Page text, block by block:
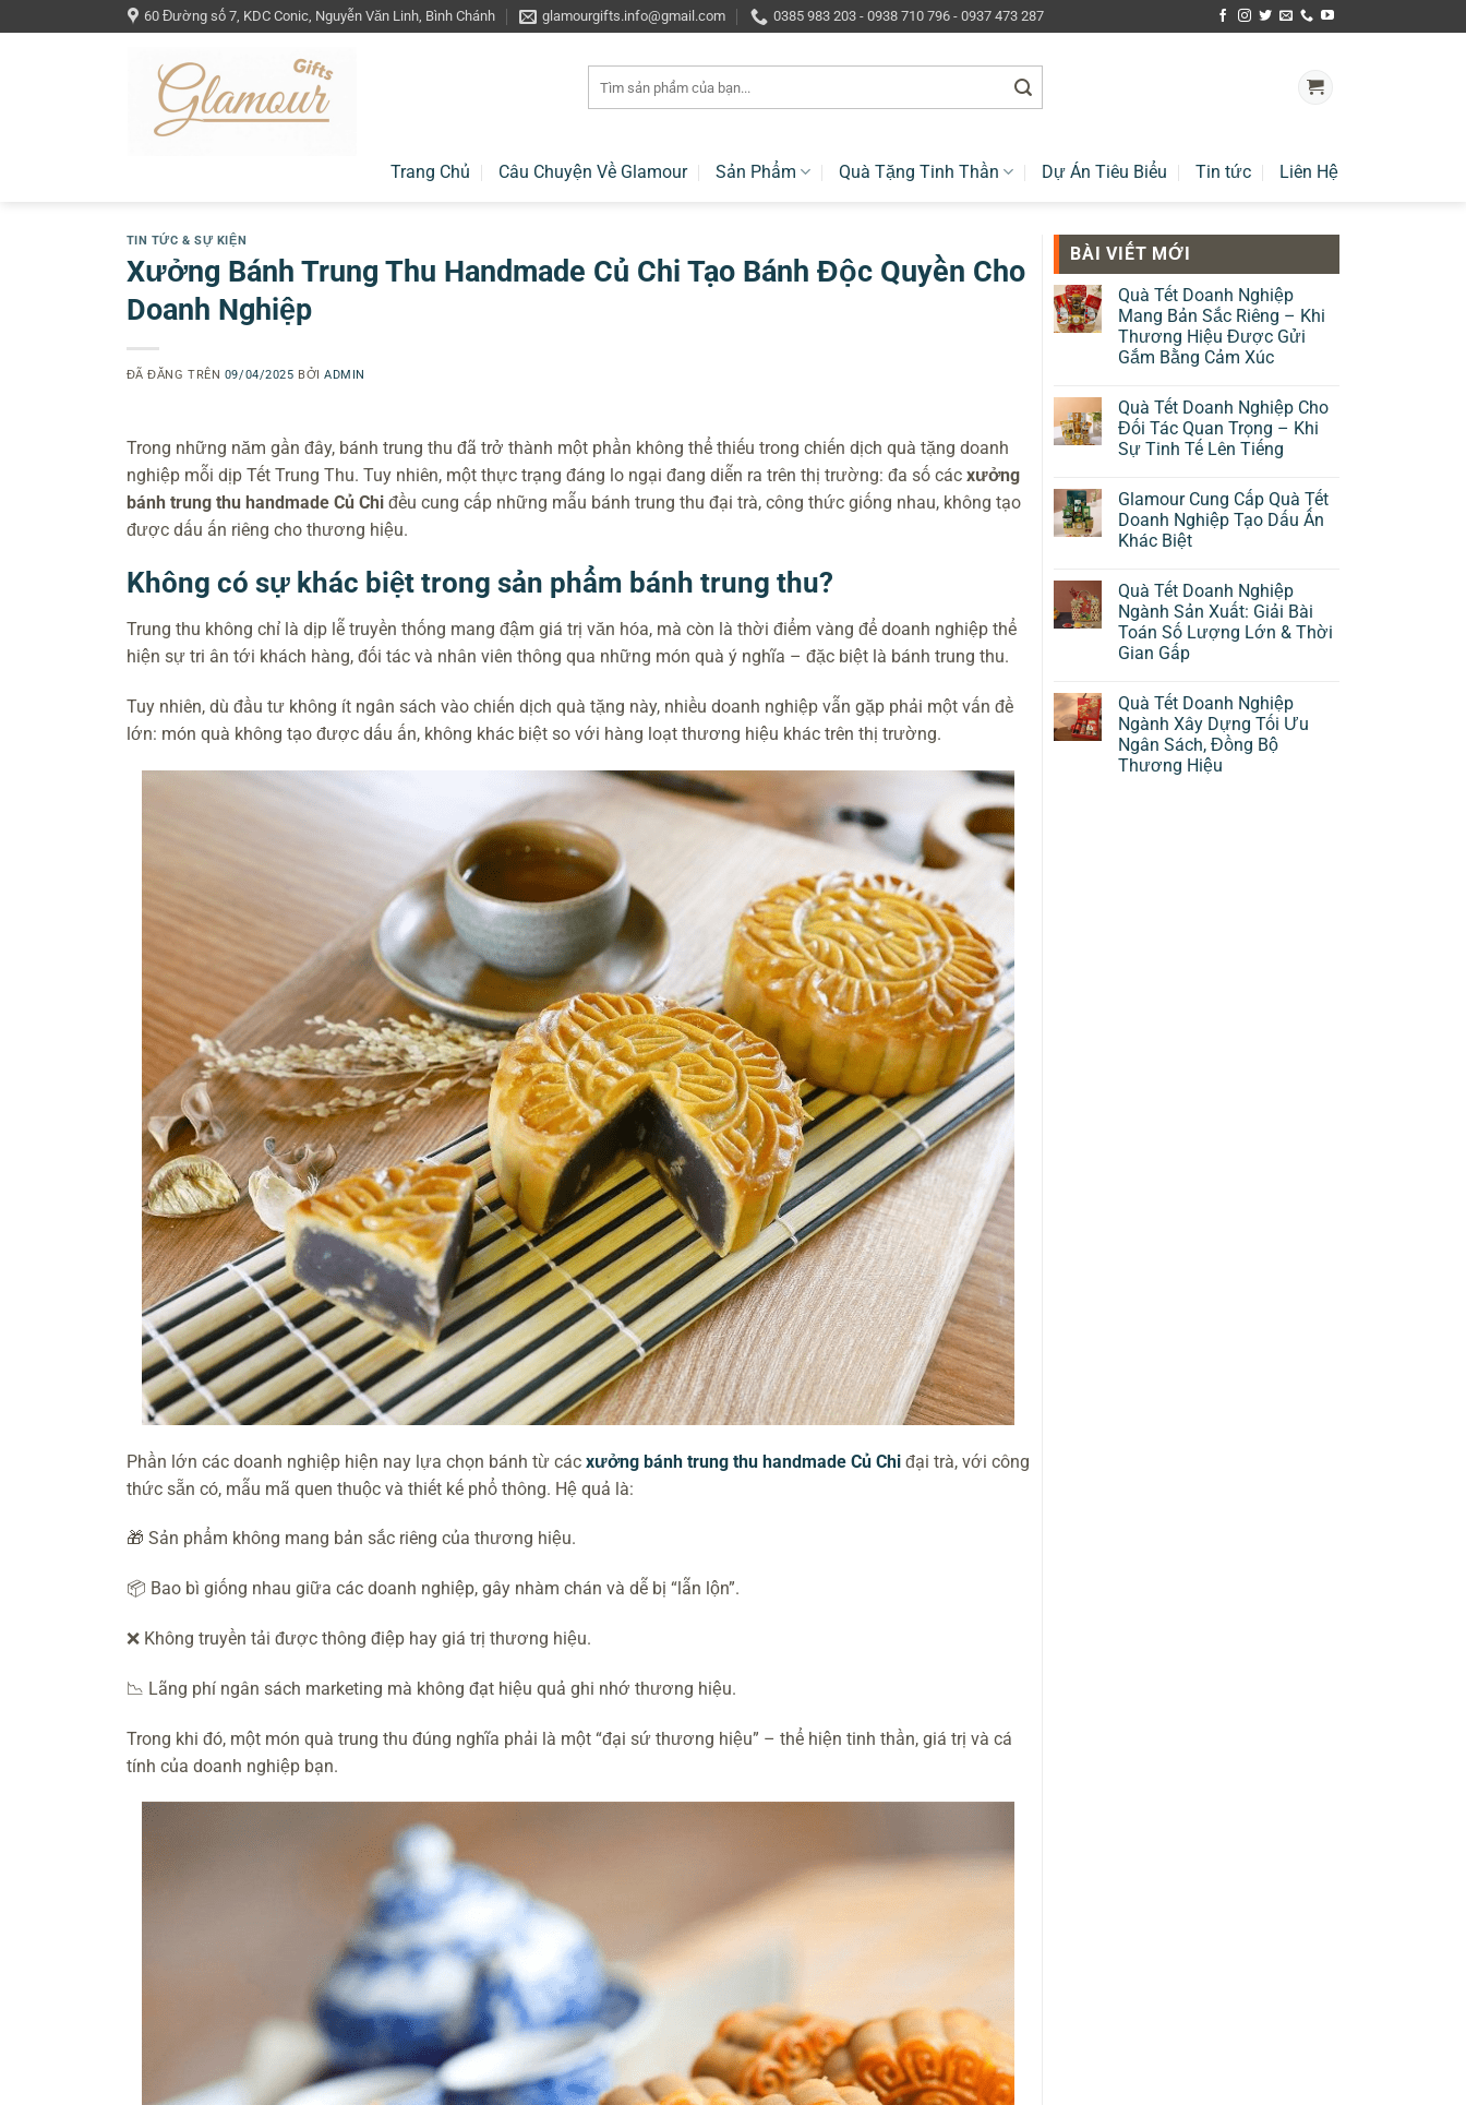
đến
60 Đường số 7, KDC Conic, Nguyễn Văn Linh, Bình Chánh glamourgifts.info@gmail.com 0385 983 203 - 0938 710 796 - 0937 473 287
kiếm:
Trang Chủ Câu Chuyện Về Glamour Sản Phẩm Quà Tặng Tinh Thần Dự Án Tiêu Biểu Tin tức Liên Hệ
TIN TỨC & SỰ KIỆN
Xưởng Bánh Trung Thu Handmade Củ Chi Tạo Bánh Độc Quyền Cho
Doanh Nghiệp
ĐÃ ĐĂNG TRÊN 09/04/2025 BỞIADMIN
Trong những năm gần đây, bánh trung thu đã trở thành một phần không thể thiếu trong chiến dịch quà tặng doanh
nghiệp mỗi dịp Tết Trung Thu. Tuy nhiên, một thực trạng đáng lo ngại đang diễn ra trên thị trường: đa số các xưởng
bánh trung thu handmade Củ Chiđều cung cấp những mẫu bánh trung thu đại trà, công thức giống nhau, không tạo
được dấu ấn riêng cho thương hiệu.
Không có sự khác biệt trong sản phẩm bánh trung thu?
Trung thu không chỉ là dịp lễ truyền thống mang đậm giá trị văn hóa, mà còn là thời điểm vàng để doanh nghiệp thể
hiện sự tri ân tới khách hàng, đối tác và nhân viên thông qua những món quà ý nghĩa – đặc biệt là bánh trung thu.
Tuy nhiên, dù đầu tư không ít ngân sách vào chiến dịch quà tặng này, nhiều doanh nghiệp vẫn gặp phải một vấn đề
lớn: món quà không tạo được dấu ấn, không khác biệt so với hàng loạt thương hiệu khác trên thị trường.
Phần lớn các doanh nghiệp hiện nay lựa chọn bánh từ các xưởng bánh trung thu handmade Củ Chiđại trà, với công
thức sẵn có, mẫu mã quen thuộc và thiết kế phổ thông. Hệ quả là:
🎁 Sản phẩm không mang bản sắc riêng của thương hiệu.
📦 Bao bì giống nhau giữa các doanh nghiệp, gây nhàm chán và dễ bị “lẫn lộn”.
❌ Không truyền tải được thông điệp hay giá trị thương hiệu.
📉 Lãng phí ngân sách marketing mà không đạt hiệu quả ghi nhớ thương hiệu.
Trong khi đó, một món quà trung thu đúng nghĩa phải là một “đại sứ thương hiệu” – thể hiện tinh thần, giá trị và cá
tính của doanh nghiệp bạn.
BÀI VIẾT MỚI
Quà Tết Doanh Nghiệp
Mang Bản Sắc Riêng – Khi
Thương Hiệu Được Gửi
Gắm Bằng Cảm Xúc
Quà Tết Doanh Nghiệp Cho
Đối Tác Quan Trọng – Khi
Sự Tinh Tế Lên Tiếng
Glamour Cung Cấp Quà Tết
Doanh Nghiệp Tạo Dấu Ấn
Khác Biệt
Quà Tết Doanh Nghiệp
Ngành Sản Xuất: Giải Bài
Toán Số Lượng Lớn & Thời
Gian Gấp
Quà Tết Doanh Nghiệp
Ngành Xây Dựng Tối Ưu
Ngân Sách, Đồng Bộ
Thương Hiệu